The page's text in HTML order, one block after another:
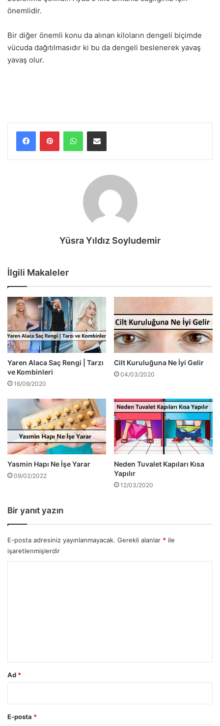
önemlidir.
Bir diğer önemli konu da alınan kiloların dengeli biçimde
vücuda dağıtılmasıdır ki bu da dengeli beslenerek yavaş
yavaş olur.
WhatsAppE-Posta ile paylaş
Yüsra Yıldız Soyludemir
İlgili Makaleler
Yaren Alaca Saç Rengi | Tarzı
ve Kombinleri
16/09/2020
Cilt Kuruluğuna Ne İyi Gelir
04/03/2020
Yasmin Hapı Ne İşe Yarar
09/02/2022
Neden Tuvalet Kapıları Kısa
Yapılır
12/03/2020
Bir yanıt yazın
E-posta adresiniz yayınlanmayacak. Gerekli alanlar * ile
işaretlenmişlerdir
Ad *
E-posta *